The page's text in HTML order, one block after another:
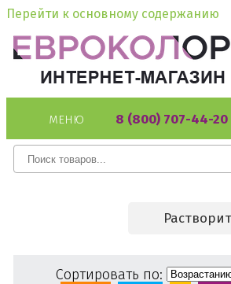
Перейти к основному содержанию
МЕНЮ 8 (800) 707-44-20
Сортировать по: